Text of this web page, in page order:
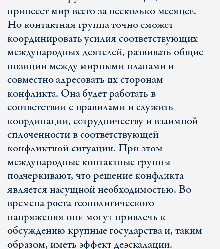
принесет мир всего за несколько месяцев.
Но контактная группа точно сможет
координировать усилия соответствующих
международных деятелей, развивать общие
позиции между мирными планами и
совместно адресовать их сторонам
конфликта. Она будет работать в
соответствии с правилами и служить
координации, сотрудничеству и взаимной
сплоченности в соответствующей
конфликтной ситуации. При этом
международные контактные группы
подчеркивают, что решение конфликта
является насущной необходимостью. Во
времена роста геополитического
напряжения они могут привлечь к
обсуждению крупные государства и, таким
образом, иметь эффект деэскалации.